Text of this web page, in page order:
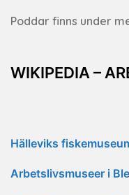
Poddar finns under
WIKIPEDIA –
Hälleviks
Arbetslivsmuseer i